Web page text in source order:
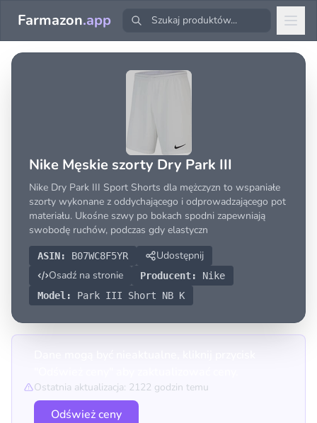
Farmazon.app
Nike Męskie szorty Dry Park III
Nike Dry Park III Sport Shorts dla mężczyzn to wspaniałe
szorty wykonane z oddychającego i odprowadzającego pot
materiału. Ukośne szwy po bokach spodni zapewniają
swobodę ruchów, podczas gdy elastyczn
ASIN: B07WC8F5YR
Udostępnij
Osadź na stronie
Producent:
Nike
Model:
Park III Short NB K
Ostatnia aktualizacja: 2122 godzin temu
Odśwież ceny